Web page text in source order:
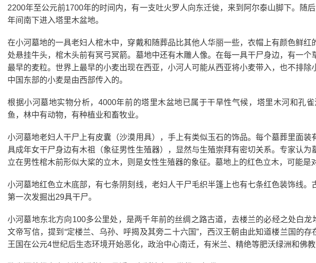
2200年至公元前1700年的时间内，有一支吐火罗人向东迁徙，来到阿尔泰山脚下。随
年间南下进入塔里木盆地。
在小河墓地的一具老妇人棺木中，穿戴和随葬品比其他人华丽一些，衣帽上有颜色鲜
处悬挂牛头，棺木头前有冥弓冥箭。墓地中还有木雕人像。在每一具干尸身边，有一
最早的麦粒。世界上最早的小麦出现在西亚，小河人可能从西亚将小麦带入，也不排除
中国东部的小麦是由西部传入的。
根据小河墓地实物分析，4000年前的塔里木盆地已属于干旱性气候，塔里木河和孔
鱼，林中有动物，有种植业和畜牧业。
小河墓地老妇人干尸上有皮囊（沙漠用具），手上有类似玉石的饰品。每个墓葬里面
具成年女干尸身边有木祖（象征男性生殖器），显然与生殖崇拜有密切关系。专家认为
立在男性棺木前形似大桨的立木，则是女性生殖器的象征。墓地上的红色立木，可能是
小河墓地红色立木底部，有七条阴刻线，老妇人干尸毛织半篷上也有七条红色装饰线
第一次发掘出29具干尸。
小河墓地东北方向100多公里处，是两千年前的丝绸之路古道，去楼兰的必经之处白
文帝写信，提到“定楼兰、乌孙、呼揭及其旁二十六国”，西汉王朝由此知道楼兰国的
王国在公元4世纪后生态环境开始恶化，政治中心南迁，有米兰、精绝等肥沃绿洲和佛教